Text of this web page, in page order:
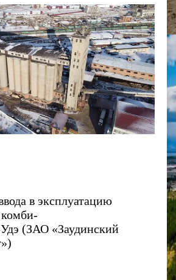
в эксплуатацию
Удэ (ЗАО «Заудинский